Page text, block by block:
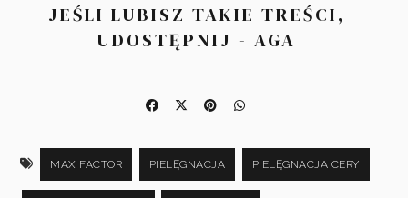
JEŚLI LUBISZ TAKIE TREŚCI,
UDOSTĘPNIJ - AGA
MAX FACTOR PIELĘGNACJA PIELĘGNACJA CERY